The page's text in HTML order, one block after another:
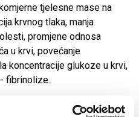
tjelesne mase na
krvnog tlaka, manja
promjene odnosa
u krvi, povećanje
koncentracije glukoze u krvi,
fibrinolize.
utjecaja hodanja na